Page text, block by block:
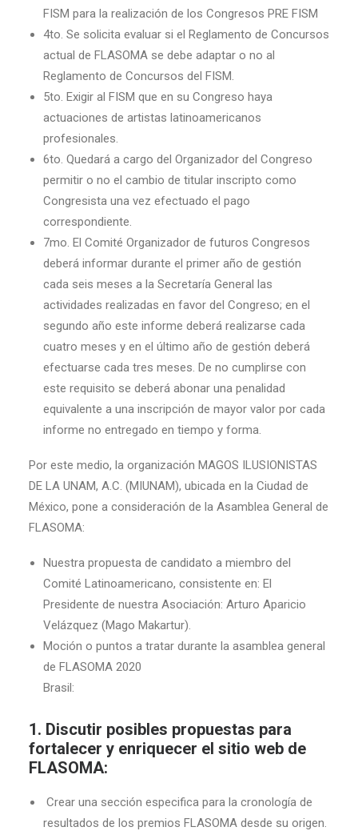
FISM para la realización de los Congresos PRE FISM
4to. Se solicita evaluar si el Reglamento de Concursos
actual de FLASOMA se debe adaptar o no al
Reglamento de Concursos del FISM.
5to. Exigir al FISM que en su Congreso haya
actuaciones de artistas latinoamericanos
profesionales.
6to. Quedará a cargo del Organizador del Congreso
permitir o no el cambio de titular inscripto como
Congresista una vez efectuado el pago
correspondiente.
7mo. El Comité Organizador de futuros Congresos
deberá informar durante el primer año de gestión
cada seis meses a la Secretaría General las
actividades realizadas en favor del Congreso; en el
segundo año este informe deberá realizarse cada
cuatro meses y en el último año de gestión deberá
efectuarse cada tres meses. De no cumplirse con
este requisito se deberá abonar una penalidad
equivalente a una inscripción de mayor valor por cada
informe no entregado en tiempo y forma.
Por este medio, la organización MAGOS ILUSIONISTAS
DE LA UNAM, A.C. (MIUNAM), ubicada en la Ciudad de
México, pone a consideración de la Asamblea General de
FLASOMA:
Nuestra propuesta de candidato a miembro del
Comité Latinoamericano, consistente en: El
Presidente de nuestra Asociación: Arturo Aparicio
Velázquez (Mago Makartur).
Moción o puntos a tratar durante la asamblea general
de FLASOMA 2020
Brasil:
1. Discutir posibles propuestas para
fortalecer y enriquecer el sitio web de
FLASOMA:
Crear una sección especifica para la cronología de
resultados de los premios FLASOMA desde su origen.